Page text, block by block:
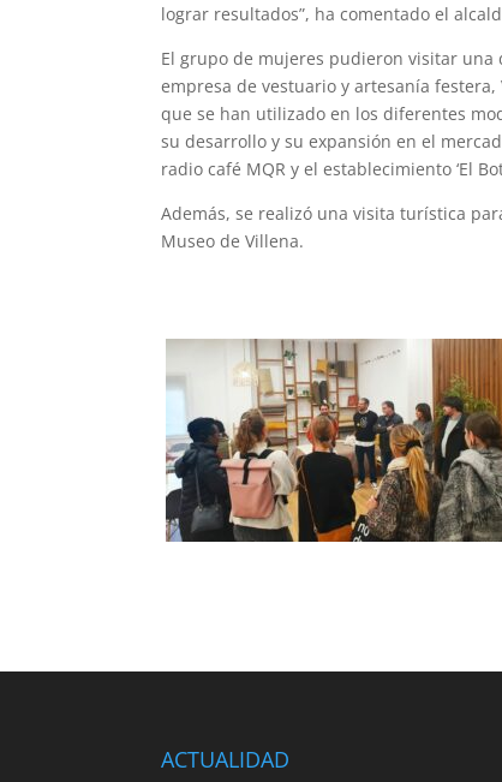
lograr resultados”, ha comentado el
El grupo de mujeres pudieron visitar una
empresa de vestuario y artesanía
que se han utilizado en los diferentes
su desarrollo y su expansión en el
radio café MQR y el establecimiento ‘El
Además, se realizó una visita turística
Museo de Villena.
ACTUALIDAD